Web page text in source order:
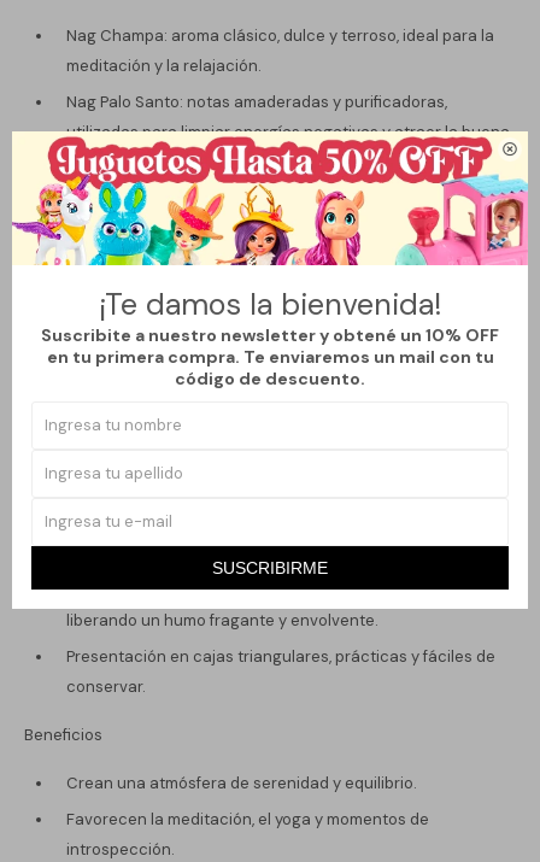

¡Te damos la bienvenida!
Suscribite a nuestro newsletter y obtené un 10% OFF
en tu primera compra. Te enviaremos un mail con tu
código de descuento.
SUSCRIBIRME
Nag Champa: aroma clásico, dulce y terroso, ideal para la
meditación y la relajación.
Nag Palo Santo: notas amaderadas y purificadoras,
utilizadas para limpiar energías negativas y atraer la buena
vibra.
Nag Sandal (Sándalo): fragancia cálida, suave y mística, que
favorece la concentración y la paz interior.
Nag Patchouli: aroma profundo, intenso y terroso, asociado
con la conexión espiritual y la estabilidad emocional.
Nag White Sage (Salvia Blanca): fresco y herbal,
tradicionalmente usado para la limpieza energética y la
Características
Elaborados artesanalmente con la técnica masala.
Ingredientes 100% naturales, sin químicos dañinos ni
Cada cono tiene una combustión lenta y duradera,
liberando un humo fragante y envolvente.
Presentación en cajas triangulares, prácticas y fáciles de
conservar.
Beneficios
Crean una atmósfera de serenidad y equilibrio.
Favorecen la meditación, el yoga y momentos de
introspección.